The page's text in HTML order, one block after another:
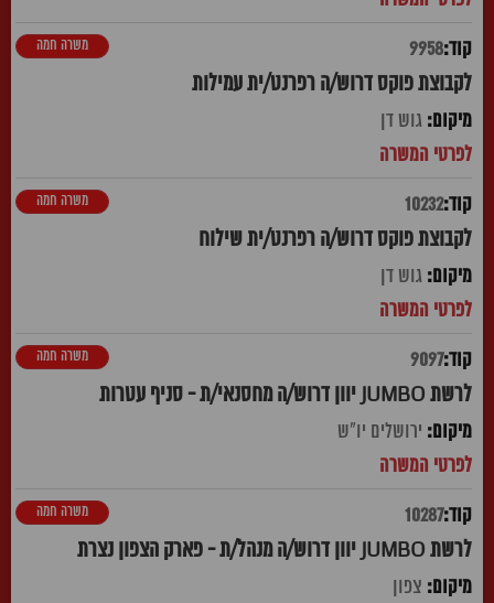
9958
לקבוצת פוקס דרוש/ה רפרנט/ית עמילות
משרה חמה
גוש דן
10232
לקבוצת פוקס דרוש/ה רפרנט/ית שילוח
משרה חמה
גוש דן
9097
לרשת JUMBO יוון דרוש/ה מחסנאי/ת - סניף עטרות
משרה חמה
ירושלים יו"ש
10287
לרשת JUMBO יוון דרוש/ה מנהל/ת - פארק הצפון נצרת
משרה חמה
צפון